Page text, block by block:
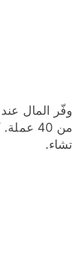
وفّر المال عند
من 40
تشاء.